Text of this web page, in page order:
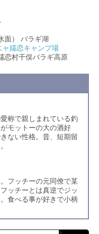
面） バラギ湖
ャ嬬恋キャンプ場
恋村干俣バラギ高原
称で親しまれている釣
モットーの大の酒好
ない性格。昔、短期留
フッチーの元同僚で某
ッチーとは真逆でジッ
食べる事が好きで小柄